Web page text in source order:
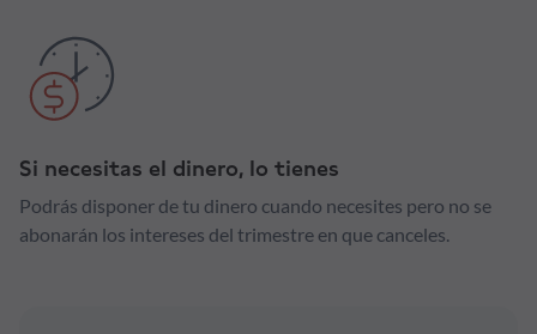
Si necesitas el dinero, lo tienes
Podrás disponer de tu dinero cuando necesites pero no se
abonarán los intereses del trimestre en que canceles.